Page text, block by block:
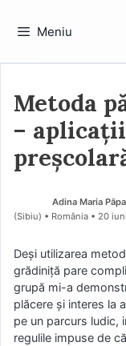
Meniu
Metoda
–
Adina Maria
(Sibiu) • România
20
Deși utilizarea
grădiniță pare
grupă mi-a
plăcere și interes la
pe un parcurs ludic,
regulile impuse de